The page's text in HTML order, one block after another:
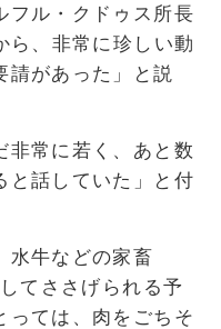
フル・クドゥス所長
ら、非常に珍しい動
請があった」と説
非常に若く、あと数
と話していた」と付
水牛などの家畜
てささげられる予
っては、肉をごちそ